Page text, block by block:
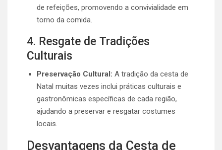
de refeições, promovendo a convivialidade em
torno da comida.
4. Resgate de Tradições
Culturais
Preservação Cultural: A tradição da cesta de
Natal muitas vezes inclui práticas culturais e
gastronômicas específicas de cada região,
ajudando a preservar e resgatar costumes
locais.
Desvantagens da Cesta de